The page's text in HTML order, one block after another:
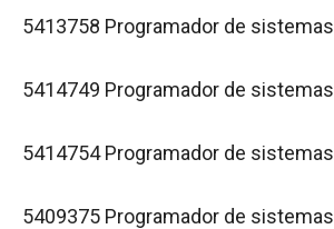
5413758 Programador de
5414749 Programador de
5414754 Programador de
5409375 Programador de